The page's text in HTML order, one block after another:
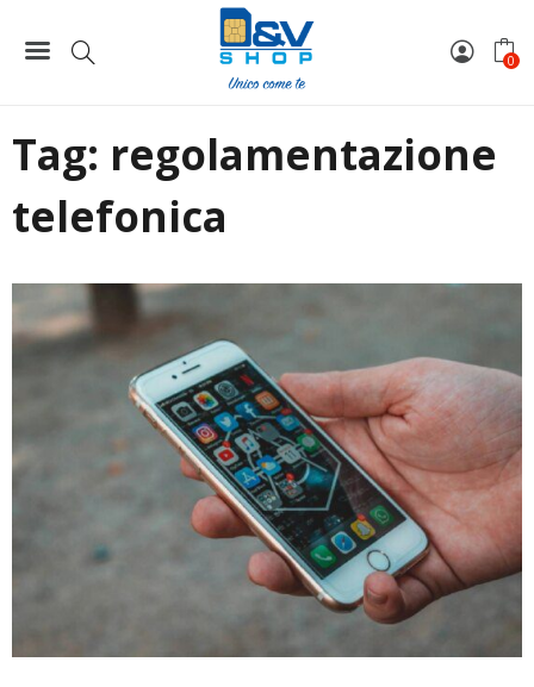
0
regolamentazione telefonica
Tag: regolamentazione
telefonica